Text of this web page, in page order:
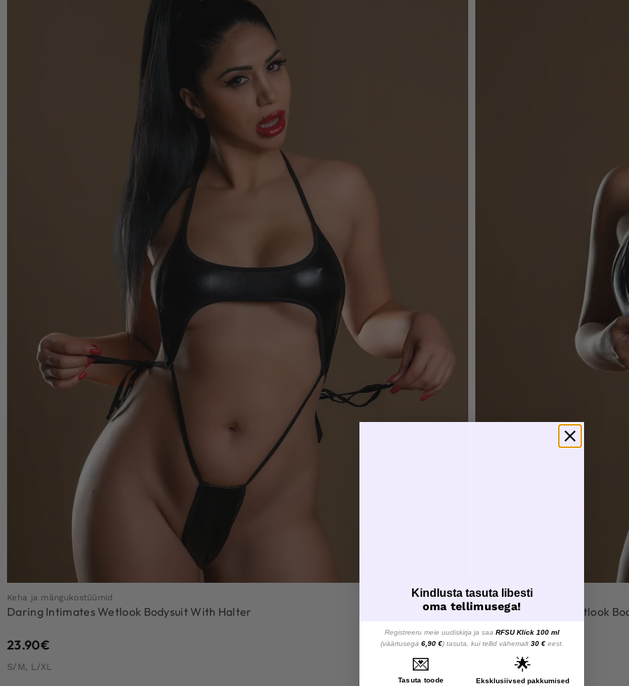
Keha ja mängukostüümid
Daring Intimates Wetlook Bodysuit With Halter
23.90€
S/M, L/XL
Keha ja mängukostüümid
Daring Intimates Wetlook
44.90€35.90€
S/M, L/XL
Kindlusta tasuta libesti
oma tellimusega!
Registreeru meie uudiskirja ja saa RFSU Klick 100 ml
(väärtusega 6,90 €) tasuta, kui tellid vähemalt 30 €eest.
💌
Tasuta toode
🌟
Eksklusiivsed pakkumised